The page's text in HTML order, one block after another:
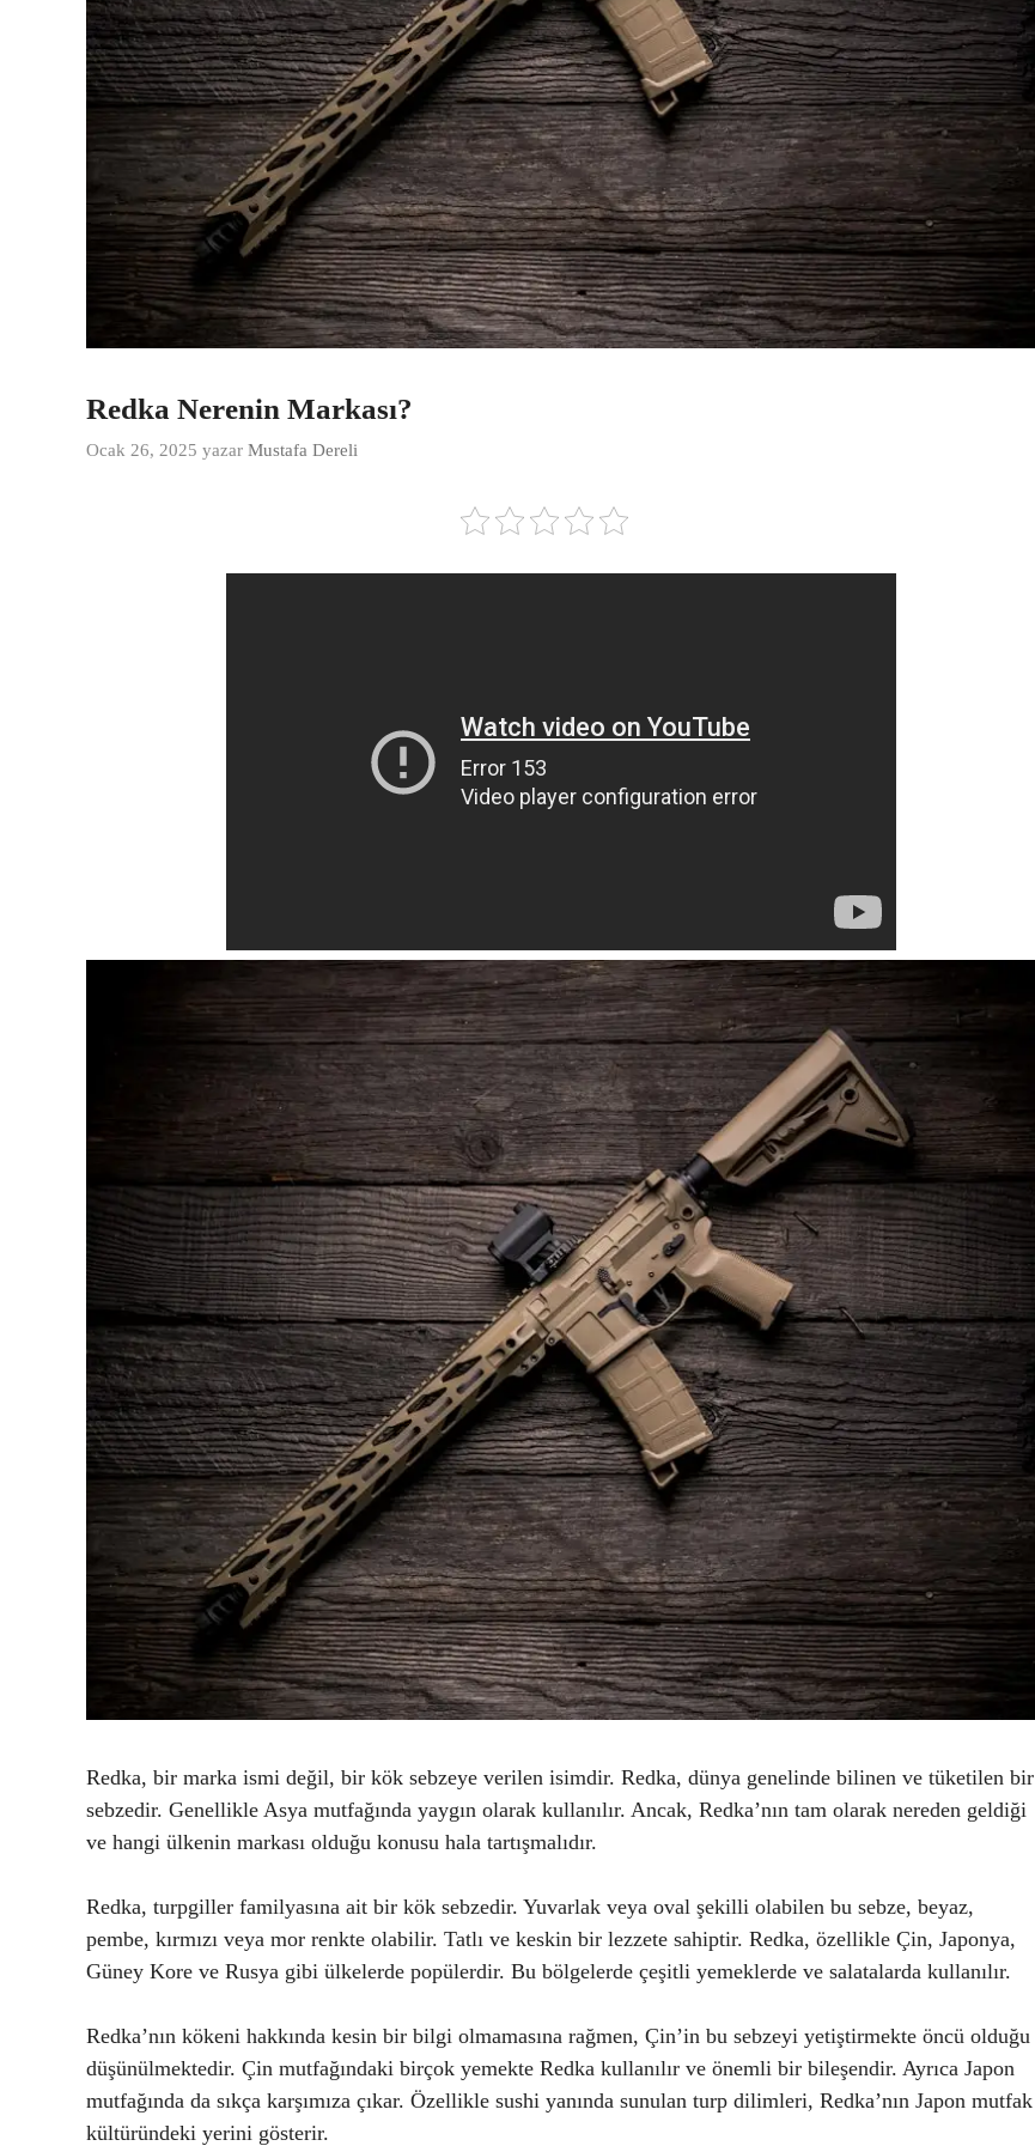
Redka Nerenin Markası?
Ocak 26, 2025 yazar Mustafa Dereli
Redka, bir marka ismi değil, bir kök sebzeye verilen isimdir. Redka, dünya genelinde bilinen ve tüketilen bir
sebzedir. Genellikle Asya mutfağında yaygın olarak kullanılır. Ancak, Redka’nın tam olarak nereden geldiği
ve hangi ülkenin markası olduğu konusu hala tartışmalıdır.
Redka, turpgiller familyasına ait bir kök sebzedir. Yuvarlak veya oval şekilli olabilen bu sebze, beyaz,
pembe, kırmızı veya mor renkte olabilir. Tatlı ve keskin bir lezzete sahiptir. Redka, özellikle Çin, Japonya,
Güney Kore ve Rusya gibi ülkelerde popülerdir. Bu bölgelerde çeşitli yemeklerde ve salatalarda kullanılır.
Redka’nın kökeni hakkında kesin bir bilgi olmamasına rağmen, Çin’in bu sebzeyi yetiştirmekte öncü olduğu
düşünülmektedir. Çin mutfağındaki birçok yemekte Redka kullanılır ve önemli bir bileşendir. Ayrıca Japon
mutfağında da sıkça karşımıza çıkar. Özellikle sushi yanında sunulan turp dilimleri, Redka’nın Japon mutfak
kültüründeki yerini gösterir.